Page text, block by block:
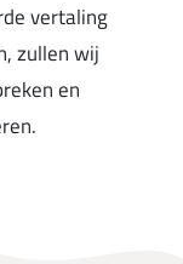
vertaling
zullen wij
en